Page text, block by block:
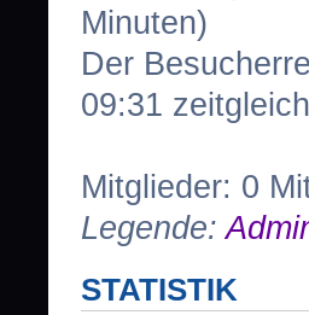
Minuten)
Der
09:31
Mitglieder: 0
Legende:
STATISTIK